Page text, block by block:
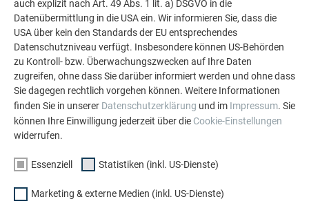
MEHR REFERENZEN ANSEHEN
auch explizit nach Art. 49 Abs. 1 lit. a) DSGVO in die
Datenübermittlung in die USA ein. Wir informieren Sie, dass die
USA über kein den Standards der EU entsprechendes
Datenschutzniveau verfügt. Insbesondere können US-Behörden
zu Kontroll- bzw. Überwachungszwecken auf Ihre Daten
zugreifen, ohne dass Sie darüber informiert werden und ohne dass
Sie dagegen rechtlich vorgehen können. Weitere Informationen
finden Sie in unserer Datenschutzerklärung und im Impressum. Sie
können Ihre Einwilligung jederzeit über die Cookie-Einstellungen
widerrufen.
Essenziell Statistiken (inkl. US-Dienste)
Marketing & externe Medien (inkl. US-Dienste)